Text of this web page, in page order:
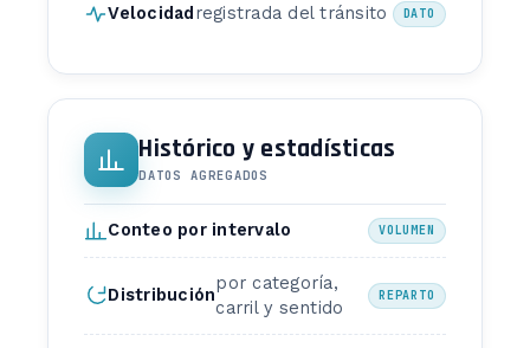
Velocidad registrada del tránsito DATO
Histórico y estadísticas
DATOS AGREGADOS
Conteo por intervalo VOLUMEN
Distribución
por categoría,
carril y sentido
REPARTO